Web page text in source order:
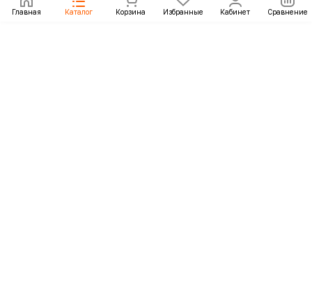
Главная Каталог Корзина Избранные Кабинет Сравнение